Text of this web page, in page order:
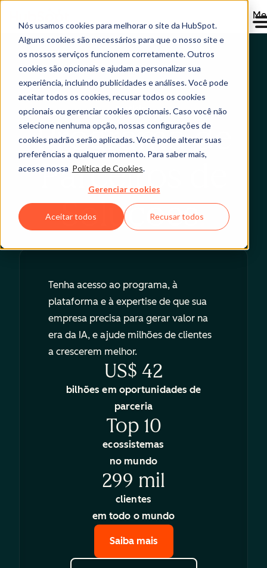
Nós usamos cookies para melhorar o site da HubSpot.
Alguns cookies são necessários para que o nosso site e
os nossos serviços funcionem corretamente. Outros
cookies são opcionais e ajudam a personalizar sua
experiência, incluindo publicidades e análises. Você pode
aceitar todos os cookies, recusar todos os cookies
opcionais ou gerenciar cookies opcionais. Caso você não
selecione nenhuma opção, nossas configurações de
cookies padrão serão aplicadas. Você pode alterar suas
preferências a qualquer momento. Para saber mais,
acesse nossa Política de Cookies.
Gerenciar cookies
Aceitar todos Recusar todos
Participe
Programa de
Parceiros de
Soluções
Tenha acesso ao programa, à
plataforma e à expertise de que sua
empresa precisa para gerar valor na
era da IA, e ajude milhões de clientes
a crescerem melhor.
US$ 42
bilhões em oportunidades de
parceria
Top 10
ecossistemas
no mundo
299 mil
clientes
em todo o mundo
Saiba mais